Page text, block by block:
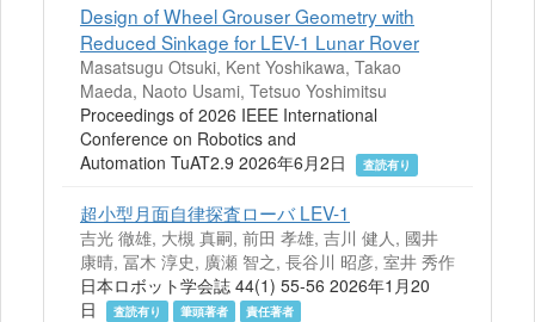
Design of Wheel Grouser Geometry with
Reduced Sinkage for LEV-1 Lunar Rover
Masatsugu Otsuki, Kent Yoshikawa, Takao
Maeda, Naoto Usami, Tetsuo Yoshimitsu
Proceedings of 2026 IEEE International
Conference on Robotics and
Automation TuAT2.9 2026年6月2日
査読有り
超小型月面自律探査ローバ LEV-1
吉光 徹雄, 大槻 真嗣, 前田 孝雄, 吉川 健人, 國井
康晴, 冨木 淳史, 廣瀬 智之, 長谷川 昭彦, 室井 秀作
日本ロボット学会誌 44(1) 55-56 2026年1月20
日
査読有り 筆頭著者 責任著者